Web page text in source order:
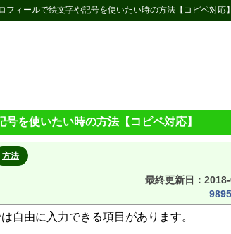
フィールで絵文字や記号を使いたい時の方法【コピペ対応】
を使いたい時の方法【コピペ対応】
方法
最終更新日：
自由に入力できる項目があります。